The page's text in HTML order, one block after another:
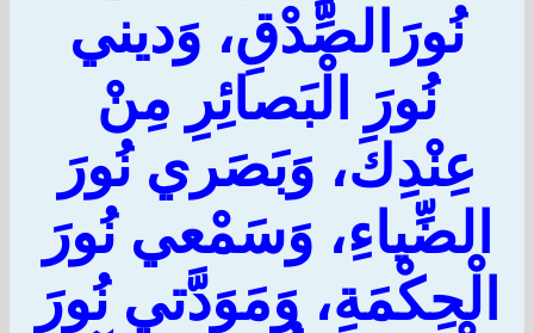
نُورَالصِّدْقِ، وَديني
نُورَ الْبَصائِرِ مِنْ
عِنْدِكَ، وَبَصَري نُورَ
الضِّياءِ، وَسَمْعي نُورَ
الْحِكْمَةِ، وَمَوَدَّتي نُورَ